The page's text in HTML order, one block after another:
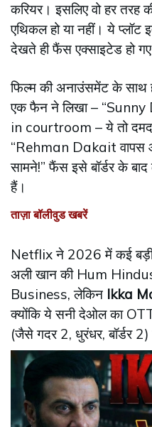
करियर। इसलिए वो हर तरह
एथिकल हो या नहीं। ये
देखते ही फैंस एक्साइटेड हो
फिल्म की अनाउंसमेंट के साथ
एक फैन ने लिखा –
in courtroom – ये तो
“Rehman Dakait वापस
सामने!” फैंस इसे बॉर्डर के
हैं।
ताज़ा बॉलीवुड खबरें
Netflix ने 2026 में कई
अली खान की Hum
Business, लेकिन Ikka
क्योंकि ये सनी देओल का
(जैसे गदर 2, धुरंधर, बॉर्डर